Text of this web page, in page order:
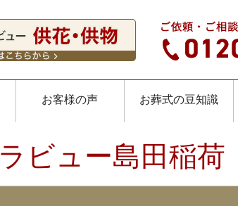
お客様の声 お葬式の豆知識
ラビュー島田稲荷